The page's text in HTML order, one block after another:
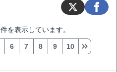
件を表示しています。
6 7 8 9 10